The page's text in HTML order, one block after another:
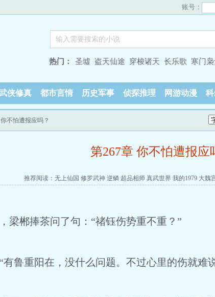
账号：
热门： 圣墟 盗天仙途 穿梭诸天 长乐歌 寒门
侠修真 都市言情 历史军事 侦探推理 网游动漫
不怕遭报应吗？
第267章 你不怕遭报应
推荐阅读： 无上仙国 修罗武神 逆鳞 超品相师 真武世界 我的1979 大魏
梁郴捧茶问了句：“禇钰伤势重不重？”
重阳在，没什么问题。不过心里的伤就难